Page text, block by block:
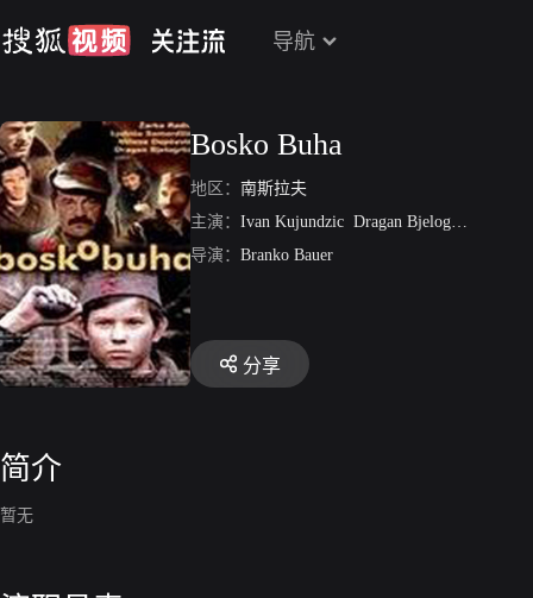
导航
Bosko Buha
地区： 南斯拉夫
主演： Ivan Kujundzic Dragan Bjelogrlic
导演： Branko Bauer
分享
简介
暂无